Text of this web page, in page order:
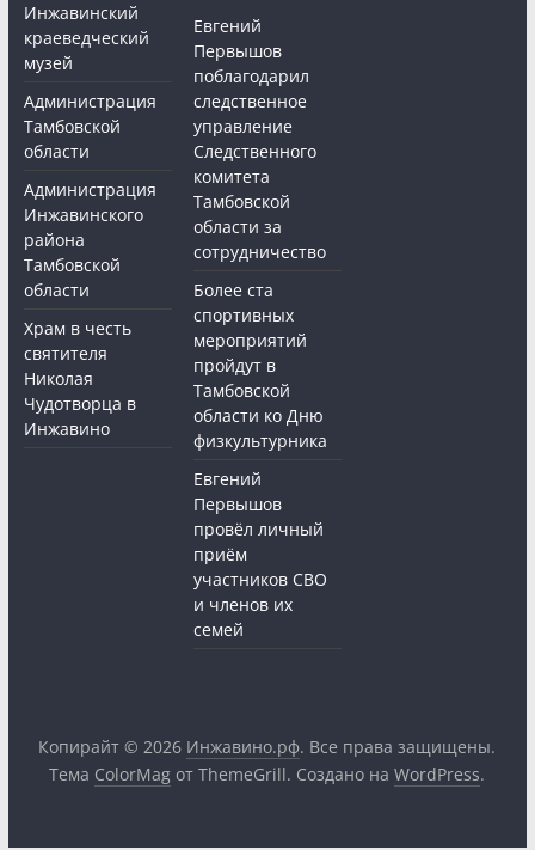
Инжавинский
краеведческий
музей
Администрация
Тамбовской
области
Администрация
Инжавинского
района
Тамбовской
области
Храм в честь
святителя
Николая
Чудотворца в
Инжавино
Евгений
Первышов
поблагодарил
следственное
управление
Следственного
комитета
Тамбовской
области за
сотрудничество
Более ста
спортивных
мероприятий
пройдут в
Тамбовской
области ко Дню
физкультурника
Евгений
Первышов
провёл личный
приём
участников СВО
и членов их
семей
Копирайт © 2026 Инжавино.рф. Все права защищены.
Тема ColorMag от ThemeGrill. Создано наWordPress.